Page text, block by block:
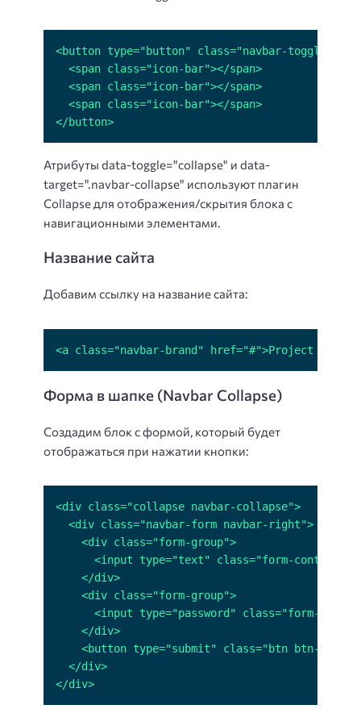
</button>
Атрибуты data-toggle="collapse" и data-
target=".navbar-collapse" используют плагин
Collapse для отображения/скрытия блока с
навигационными элементами.
Название сайта
Добавим ссылку на название сайта:
<a class="navbar-brand" href="#">Project name</
Форма в шапке (Navbar Collapse)
Создадим блок с формой, который будет
отображаться при нажатии кнопки:
</div>